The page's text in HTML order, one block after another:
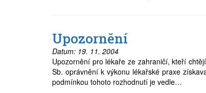
Upozornění
Datum: 19. 11. 2004
Upozornění pro lékaře ze zahraničí, kteří
Sb. oprávnění k výkonu lékařské praxe
podmínkou tohoto rozhodnutí je vedle…